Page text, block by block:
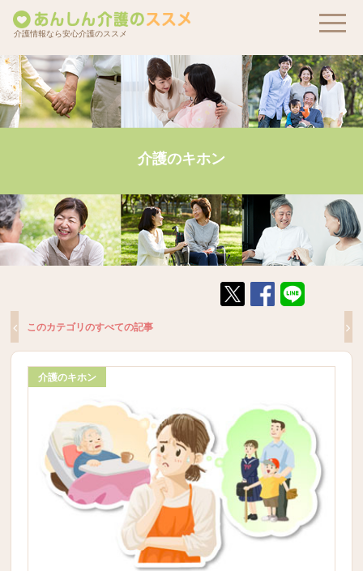
介護情報なら安心介護のススメ
介護のキホン
このカテゴリのすべての記事
介護のキホン